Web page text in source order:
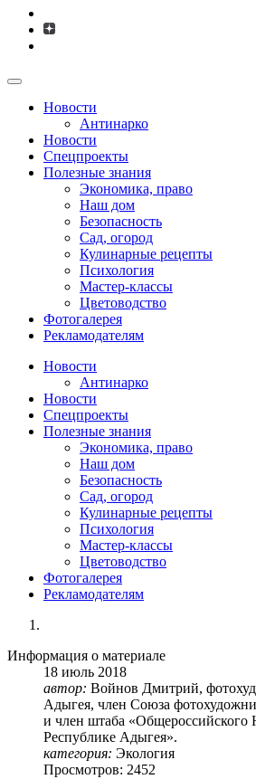
Новости
Антинарко
Новости
Спецпроекты
Полезные знания
Экономика, право
Наш дом
Безопасность
Сад, огород
Кулинарные рецепты
Психология
Мастер-классы
Цветоводство
Фотогалерея
Рекламодателям
Новости
Антинарко
Новости
Спецпроекты
Полезные знания
Экономика, право
Наш дом
Безопасность
Сад, огород
Кулинарные рецепты
Психология
Мастер-классы
Цветоводство
Фотогалерея
Рекламодателям
Информация о материале
18 июль 2018
автор: Войнов Дмитрий,
Адыгея, член Союза
и член штаба «Общероссийского
Республике Адыгея».
категория: Экология
Просмотров: 2452